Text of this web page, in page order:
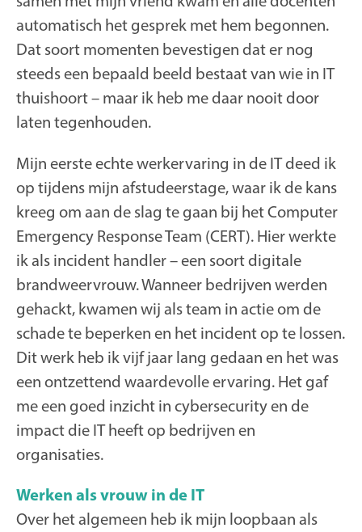
automatisch het gesprek met hem begonnen.
Dat soort momenten bevestigen dat er nog
steeds een bepaald beeld bestaat van wie in IT
thuishoort – maar ik heb me daar nooit door
laten tegenhouden.
Mijn eerste echte werkervaring in de IT deed ik
op tijdens mijn afstudeerstage, waar ik de kans
kreeg om aan de slag te gaan bij het Computer
Emergency Response Team (CERT). Hier werkte
ik als incident handler – een soort digitale
brandweervrouw. Wanneer bedrijven werden
gehackt, kwamen wij als team in actie om de
schade te beperken en het incident op te lossen.
Dit werk heb ik vijf jaar lang gedaan en het was
een ontzettend waardevolle ervaring. Het gaf
me een goed inzicht in cybersecurity en de
impact die IT heeft op bedrijven en
organisaties.
Werken als vrouw in de IT
Over het algemeen heb ik mijn loopbaan als